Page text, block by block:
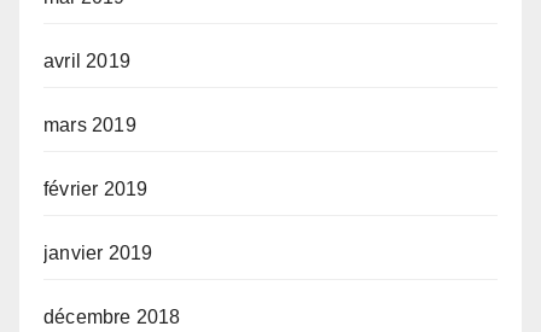
avril 2019
mars 2019
février 2019
janvier 2019
décembre 2018